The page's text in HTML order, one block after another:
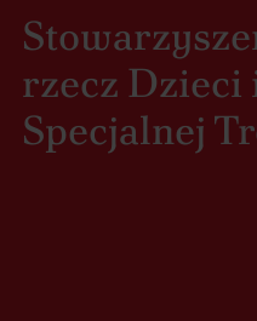
rzecz Dzieci
Specjalnej